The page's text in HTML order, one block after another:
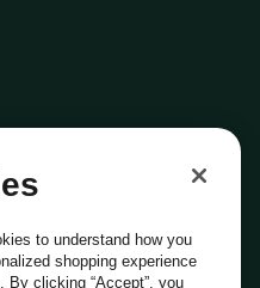
to understand how you
shopping experience
By clicking “Accept”, you